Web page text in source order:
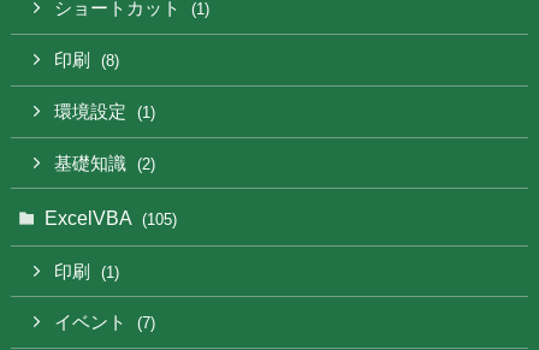
ショートカット (1)
印刷 (8)
環境設定 (1)
基礎知識 (2)
ExcelVBA (105)
印刷 (1)
イベント (7)